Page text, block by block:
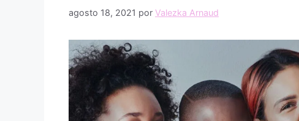
agosto 18, 2021 por Valezka Arnaud